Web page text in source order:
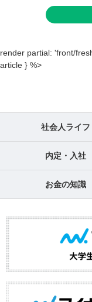
render partial: 'front/
article } %>
社会人ライフ
内定・入社
お金の知識